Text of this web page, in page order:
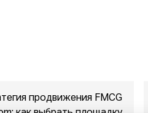
продвижения FMCG